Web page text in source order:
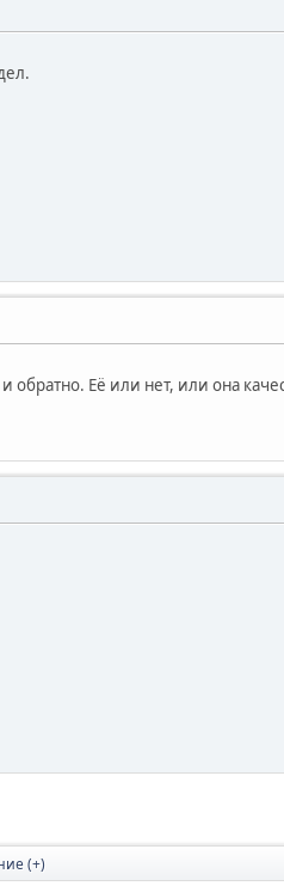
Её или нет, или она
(+)